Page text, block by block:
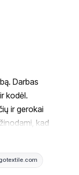
Darbas
kodėl.
ir gerokai
kad